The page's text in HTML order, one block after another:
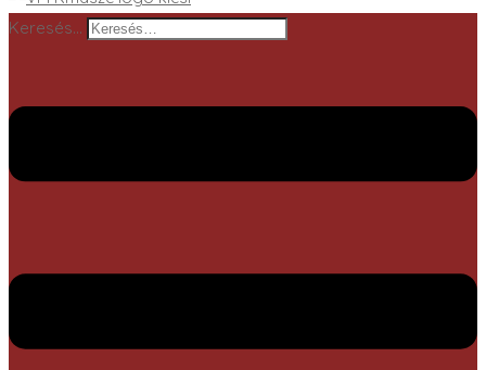
Keresés…